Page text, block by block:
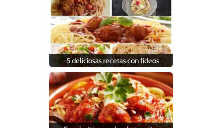
5 deliciosas recetas con fideos